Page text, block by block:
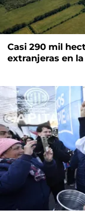
Casi 290 mil
extranjeras en